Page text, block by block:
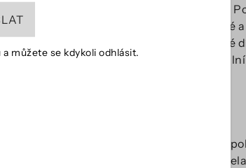
plastových detailů.
jsou šetrně barvené
ručně šitý v rodinné
Lotyšsku s
78 % certifikovaný
22 % certifikovaný
můžete se kdykoli odhlásit.